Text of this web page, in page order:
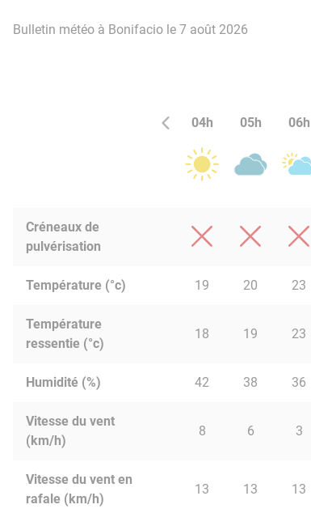
Bulletin météo à Bonifacio le 7 août 2026
04h 05h 06h
Créneaux de
pulvérisation
Température (°c) 19 20 23
Température
ressentie (°c)
18 19 23
Humidité (%) 42 38 36
Vitesse du vent
(km/h)
8 6 3
Vitesse du vent en
rafale (km/h)
13 13 13